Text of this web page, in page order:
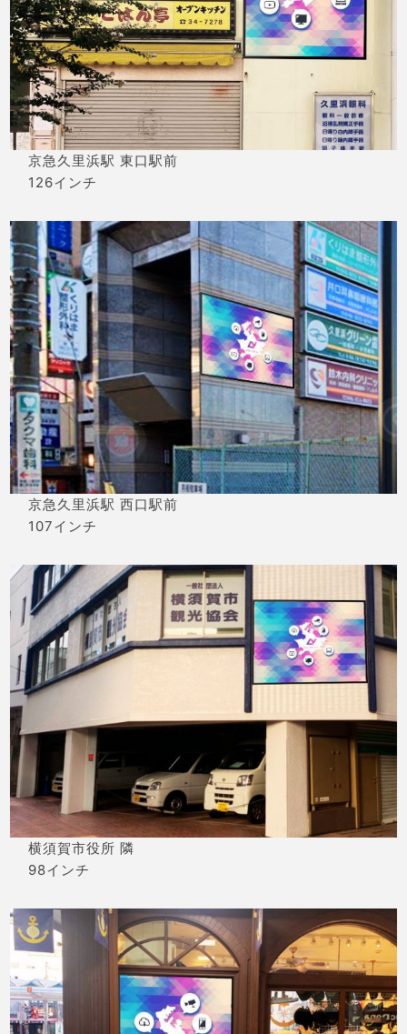
京急久里浜駅 東口駅前
126インチ
京急久里浜駅 西口駅前
107インチ
横須賀市役所 隣
98インチ